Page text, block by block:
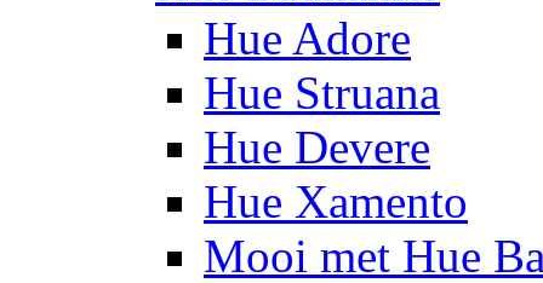
Hue Adore
Hue Struana
Hue Devere
Hue Xamento
Mooi met Hue